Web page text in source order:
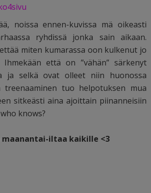
noissa ennen-kuvissa mä oikeasti
ryhdissä jonka sain aikaan.
miten kumarassa oon kulkenut jo
Ihmekään että on ”vähän” särkenyt
ja selkä ovat olleet niin huonossa
treenaaminen tuo helpotuksen mua
sitkeästi aina ajoittain piinanneisiin
knows?
maanantai-iltaa kaikille <3